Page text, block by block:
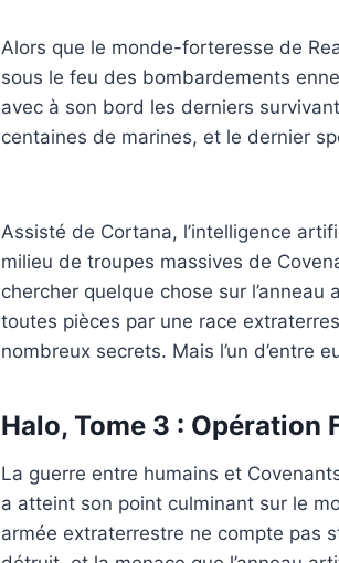
Alors que le monde-forteresse de
sous le feu des bombardements
avec à son bord les derniers
centaines de marines, et le dernier
Assisté de Cortana, l’intelligence
milieu de troupes massives de
chercher quelque chose sur
toutes pièces par une race
nombreux secrets. Mais l’un d’entre
Halo, Tome 3 : Opération
La guerre entre humains et
a atteint son point culminant sur le
armée extraterrestre ne compte pas